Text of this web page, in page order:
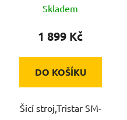
Skladem
1 899 Kč
DO KOŠÍKU
Šicí stroj,Tristar SM-